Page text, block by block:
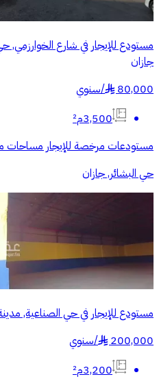
مستودع للإيجار في شارع الخوارزمي,
جازان
80,000
§
/سنوي
3,500م²
مستودعات مرخصة للإيجار مساحات
حي البشائر, جازان
مستودع للإيجار في حي الصناعية,
200,000
§
/سنوي
3,200م²